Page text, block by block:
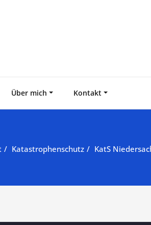
Über mich Kontakt
Katastrophenschutz KatS